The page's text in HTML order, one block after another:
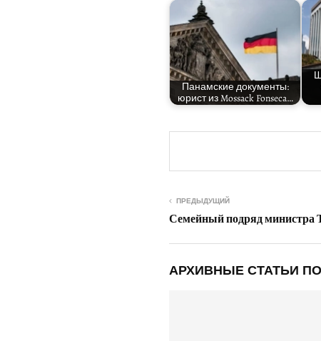
Панам­ские доку­мен­ты:
юрист из Mossack Fonseca…
ПРЕДЫДУЩИЙ
Семейный подряд министра
АРХИВНЫЕ СТАТЬИ